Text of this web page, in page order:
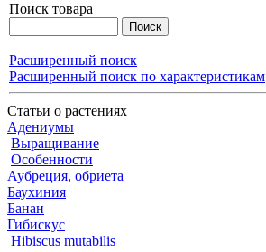
Поиск товара
Расширенный поиск
Расширенный поиск по характеристикам
Статьи о растениях
Адениумы
Выращивание
Особенности
Аубреция, обриета
Баухиния
Банан
Гибискус
Hibiscus mutabilis